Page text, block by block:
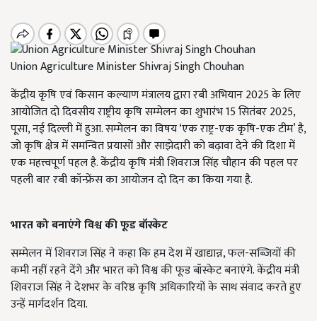
Union Agriculture Minister Shivraj Singh Chouhan
केंद्रीय कृषि एवं किसान कल्याण मंत्रालय द्वारा रबी अभियान 2025 के लिए
आयोजित दो दिवसीय राष्ट्रीय कृषि सम्मेलन का शुभारंभ 15 सितंबर 2025,
पूसा, नई दिल्ली में हुआ. सम्मेलन का विषय ‘एक राष्ट्र-एक कृषि-एक टीम’ है,
जो कृषि क्षेत्र में समन्वित प्रयासों और साझेदारी को बढ़ावा देने की दिशा में
एक महत्त्वपूर्ण पहल है. केंद्रीय कृषि मंत्री शिवराज सिंह चौहान की पहल पर
पहली बार रबी कॉन्फ्रेंस का आयोजन दो दिन का किया गया है.
भारत को बनाएंगे विश्व की फूड बॉस्केट
सम्मेलन में शिवराज सिंह ने कहा कि हम देश में खाद्यान्न, फल-सब्जियों की
कमी नहीं रहने देंगे और भारत को विश्व की फूड बॉस्केट बनाएंगे. केंद्रीय मंत्री
शिवराज सिंह ने देशभर के वरिष्ठ कृषि अधिकारियों के साथ संवाद करते हुए
उन्हें मार्गदर्शन दिया.